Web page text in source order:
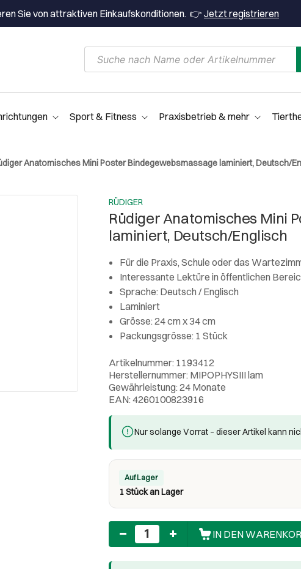
Sie von attraktiven Einkaufskonditionen. 👉 Jetzt registrieren
Sport & Fitness Praxisbetrieb & mehr
Anatomisches Mini Poster Bindegewebsmassage laminiert, Deutsch/
RÜDIGER
Rüdiger Anatomisches Mini
laminiert, Deutsch/Englisch
Für die Praxis, Schule oder das
Interessante Lektüre in öffentlichen
Sprache: Deutsch / Englisch
Laminiert
Grösse: 24 cm x 34 cm
Packungsgrösse: 1 Stück
Artikelnummer: 1193412
Herstellernummer: MIPOPHYSIII lam
Gewährleistung: 24 Monate
EAN: 4260100823916
Nur solange Vorrat – dieser Artikel kann
Auf Lager
1 Stück an Lager
Anzahl
IN DEN